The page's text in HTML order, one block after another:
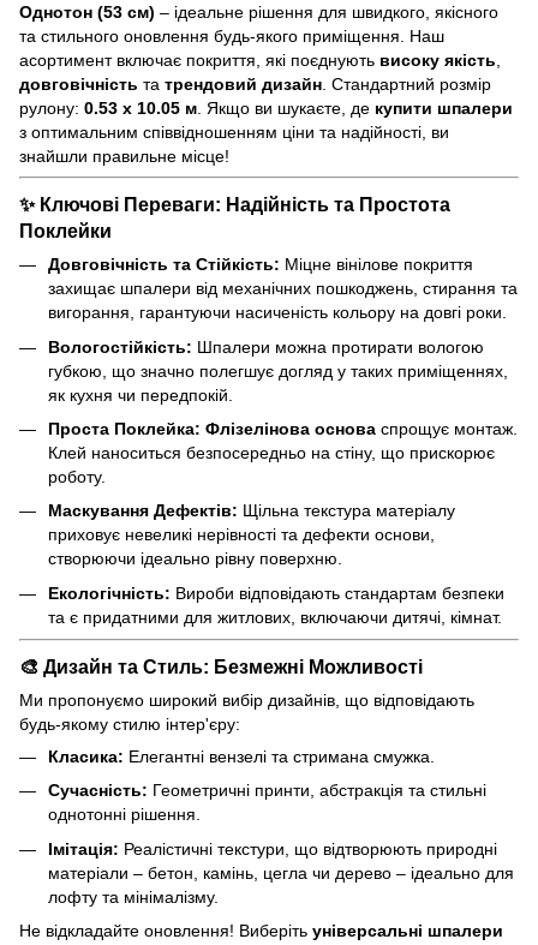
Однотон (53 см) – ідеальне рішення для швидкого, якісного
та стильного оновлення будь-якого приміщення. Наш
асортимент включає покриття, які поєднують високу якість,
довговічність та трендовий дизайн. Стандартний розмір
рулону: 0.53 x 10.05 м. Якщо ви шукаєте, де купити шпалери
з оптимальним співвідношенням ціни та надійності, ви
знайшли правильне місце!
✨ Ключові Переваги: Надійність та Простота
Поклейки
Довговічність та Стійкість: Міцне вінілове покриття
захищає шпалери від механічних пошкоджень, стирання та
вигорання, гарантуючи насиченість кольору на довгі роки.
Вологостійкість: Шпалери можна протирати вологою
губкою, що значно полегшує догляд у таких приміщеннях,
як кухня чи передпокій.
Проста Поклейка: Флізелінова основа спрощує монтаж.
Клей наноситься безпосередньо на стіну, що прискорює
роботу.
Маскування Дефектів: Щільна текстура матеріалу
приховує невеликі нерівності та дефекти основи,
створюючи ідеально рівну поверхню.
Екологічність: Вироби відповідають стандартам безпеки
та є придатними для житлових, включаючи дитячі, кімнат.
🎨 Дизайн та Стиль: Безмежні Можливості
Ми пропонуємо широкий вибір дизайнів, що відповідають
будь-якому стилю інтер'єру:
Класика: Елегантні вензелі та стримана смужка.
Сучасність: Геометричні принти, абстракція та стильні
однотонні рішення.
Імітація: Реалістичні текстури, що відтворюють природні
матеріали – бетон, камінь, цегла чи дерево – ідеально для
лофту та мінімалізму.
Не відкладайте оновлення! Виберіть універсальні шпалери